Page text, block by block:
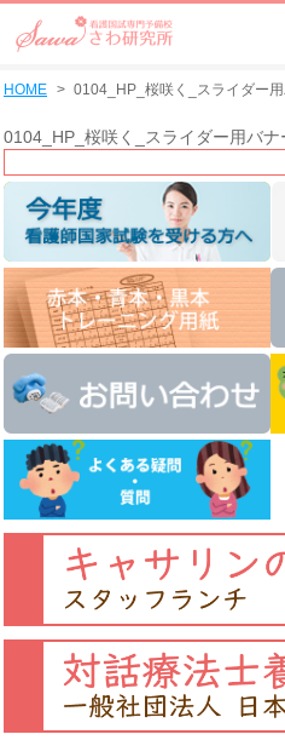
HOME 0104_HP_桜咲く_スライダー
0104_HP_桜咲く_スライダー用バ